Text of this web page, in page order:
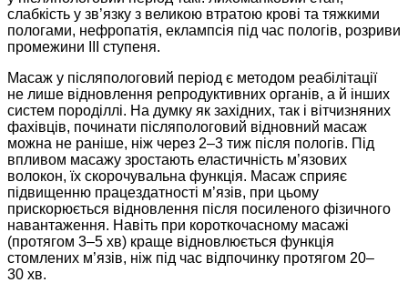
слабкість у зв’язку з великою втратою крові та тяжкими
пологами, нефропатія, еклампсія під час пологів, розриви
промежини III ступеня.
Масаж у післяпологовий період є методом реабілітації
не лише відновлення репродуктивних органів, а й інших
систем породіллі. На думку як західних, так і вітчизняних
фахівців, починати післяпологовий відновний масаж
можна не раніше, ніж через 2–3 тиж після пологів. Під
впливом масажу зростають еластичність м’язових
волокон, їх скорочувальна функція. Масаж сприяє
підвищенню працездатності м’язів, при цьому
прискорюється відновлення після посиленого фізичного
навантаження. Навіть при короткочасному масажі
(протягом 3–5 хв) краще відновлюється функція
стомлених м’язів, ніж під час відпочинку протягом 20–
30 хв.